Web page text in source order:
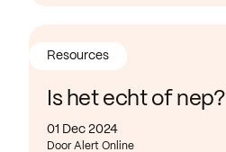
Is het echt of nep?
01 Dec 2024
Door Alert Online
Resources